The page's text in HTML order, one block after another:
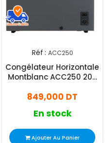
Réf : ACC250
Congélateur Horizontale
Montblanc ACC250 200
849,000 DT
En stock
Ajouter Au Panier